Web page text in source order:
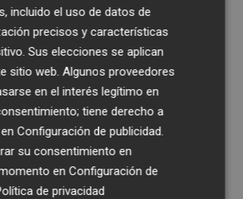
incluido el uso de datos de
precisos y características
Sus elecciones se aplican
sitio web. Algunos proveedores
en el interés legítimo en
tiene derecho a
enConfiguración de publicidad
su consentimiento en
enConfiguración de
de privacidad